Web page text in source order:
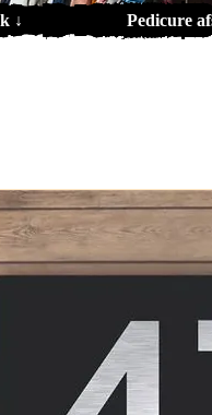
↓ Pedicure